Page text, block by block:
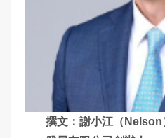
撰文：謝小江（